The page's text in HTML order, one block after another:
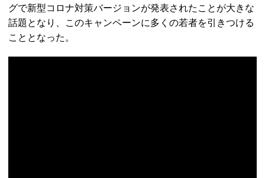
グで新型コロナ対策バージョンが発表されたことが大きな
話題となり、このキャンペーンに多くの若者を引きつける
こととなった。